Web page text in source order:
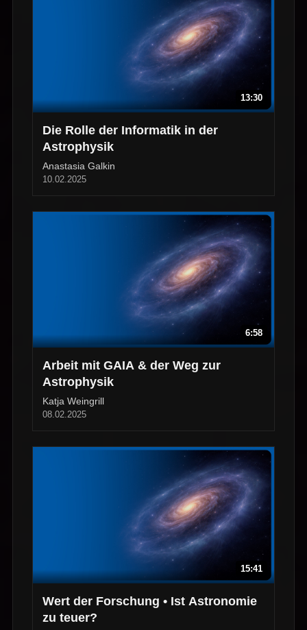
13:30
Die Rolle der Informatik in der
Astrophysik
Anastasia Galkin
10.02.2025
6:58
Arbeit mit GAIA & der Weg zur
Astrophysik
Katja Weingrill
08.02.2025
15:41
Wert der Forschung • Ist Astronomie
zu teuer?